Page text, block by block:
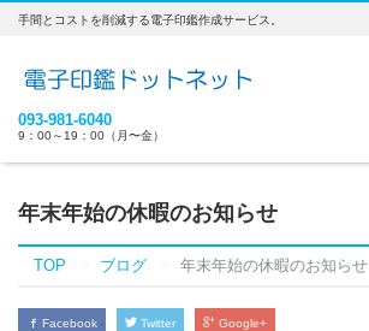
手間とコストを削減する電子印鑑作成サービス。
093-981-6040
9：00～19：00（月〜金）
年末年始の休暇のお知らせ
TOP ブログ 年末年始の休暇のお知らせ
Facebook Twitter Google+